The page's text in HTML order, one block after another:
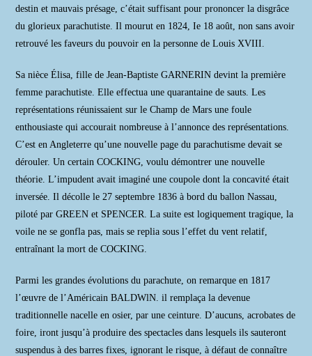
destin et mauvais présage, c’était suffisant pour prononcer la disgrâce
du glorieux parachutiste. Il mourut en 1824, Ie 18 août, non sans avoir
retrouvé les faveurs du pouvoir en la personne de Louis XVIII.
Sa nièce Élisa, fille de Jean-Baptiste GARNERIN devint la première
femme parachutiste. Elle effectua une quarantaine de sauts. Les
représentations réunissaient sur le Champ de Mars une foule
enthousiaste qui accourait nombreuse à l’annonce des représentations.
C’est en Angleterre qu’une nouvelle page du parachutisme devait se
dérouler. Un certain COCKING, voulu démontrer une nouvelle
théorie. L’impudent avait imaginé une coupole dont la concavité était
inversée. Il décolle le 27 septembre 1836 à bord du ballon Nassau,
piloté par GREEN et SPENCER. La suite est logiquement tragique, la
voile ne se gonfla pas, mais se replia sous l’effet du vent relatif,
entraînant la mort de COCKING.
Parmi les grandes évolutions du parachute, on remarque en 1817
l’œuvre de l’Américain BALDWlN. il remplaça la devenue
traditionnelle nacelle en osier, par une ceinture. D’aucuns, acrobates de
foire, iront jusqu’à produire des spectacles dans lesquels ils sauteront
suspendus à des barres fixes, ignorant le risque, à défaut de connaître